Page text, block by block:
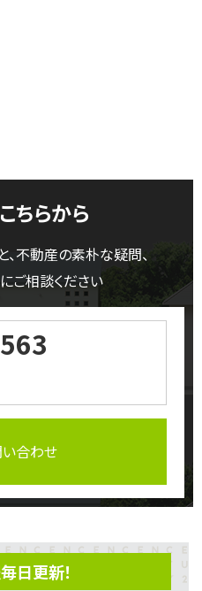
ちらから
、不動産の素朴な疑問、
ご相談ください
合わせ
日更新！